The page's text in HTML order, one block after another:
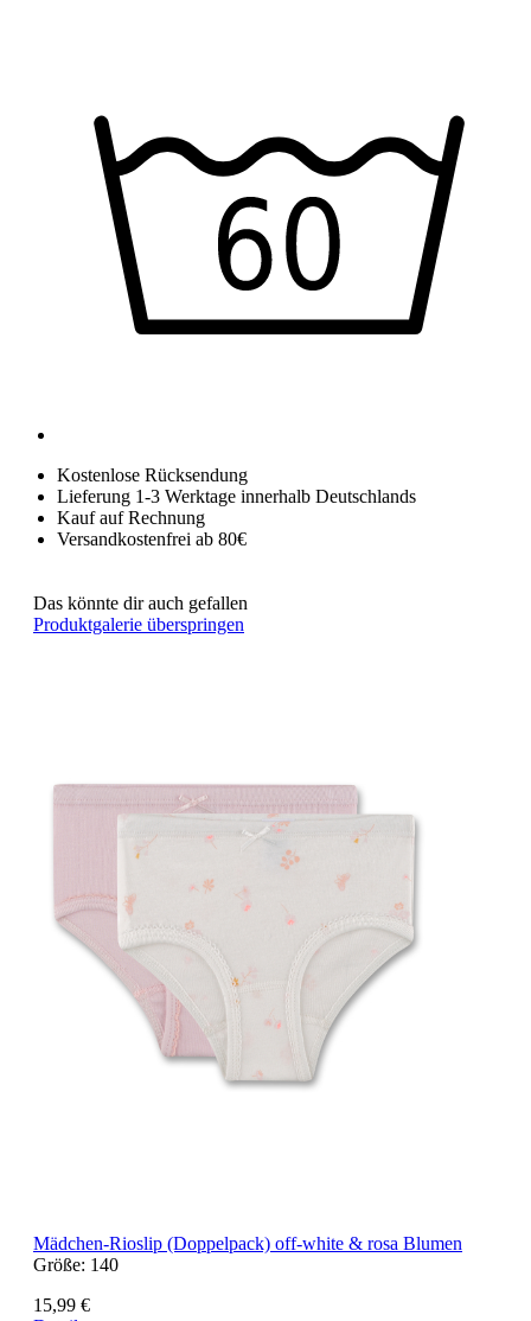
Kostenlose Rücksendung
Lieferung 1-3 Werktage innerhalb Deutschlands
Kauf auf Rechnung
Versandkostenfrei ab 80€
Das könnte dir auch gefallen
Produktgalerie überspringen
Mädchen-Rioslip (Doppelpack) off-white & rosa Blumen
Größe: 140
15,99 €